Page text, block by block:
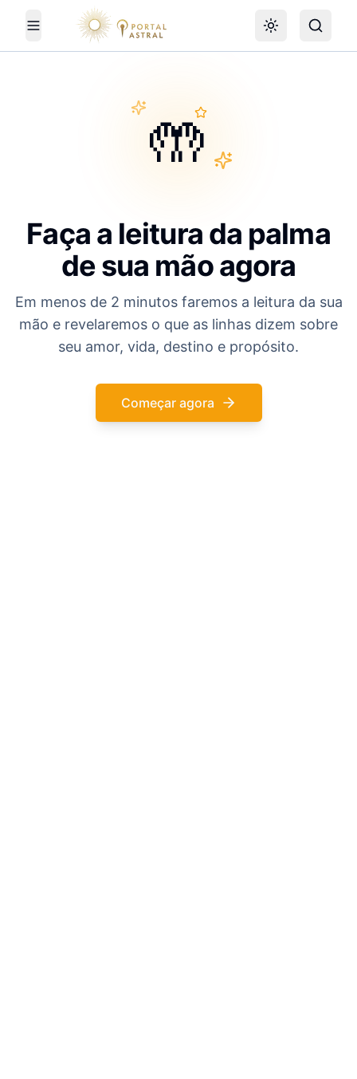
Toggle Menu Alternar tema
🤲
Faça a leitura da palma
de sua mão agora
Em menos de 2 minutos faremos a leitura da sua
mão e revelaremos o que as linhas dizem sobre
seu amor, vida, destino e propósito.
Começar agora